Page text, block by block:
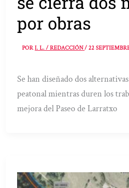
por obras
PORI. L. / REDACCIÓN/22
Se han diseñado dos
peatonal mientras duren los
mejora del Paseo de Larratxo